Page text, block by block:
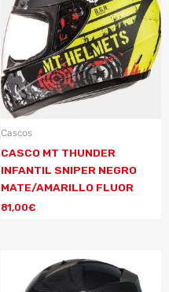
Cascos
CASCO MT THUNDER
INFANTIL SNIPER NEGRO
MATE/AMARILLO FLUOR
81,00€